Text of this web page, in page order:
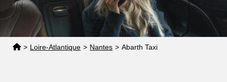
Espace pro
> Loire-Atlantique > Nantes > Abarth Taxi